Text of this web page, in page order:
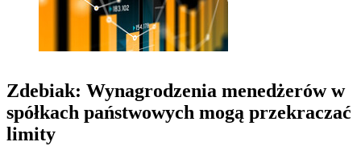
Zdebiak: Wynagrodzenia menedżerów w
spółkach państwowych mogą przekraczać
limity